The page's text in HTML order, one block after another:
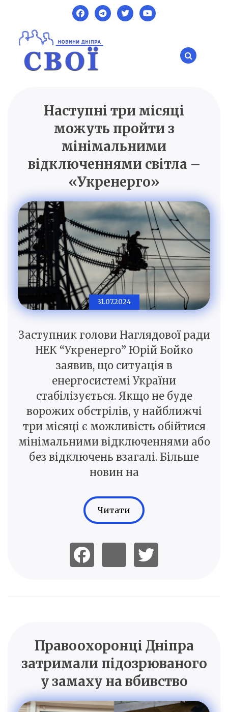
content
SVOI.DP.UA
Новини Дніпра
Наступні три місяці
можуть пройти з
мінімальними
відключеннями світла –
«Укренерго»
31.07.2024
Заступник голови Наглядової ради
НЕК “Укренерго” Юрій Бойко
заявив, що ситуація в
енергосистемі України
стабілізується. Якщо не буде
ворожих обстрілів, у найближчі
три місяці є можливість обійтися
мінімальними відключеннями або
без відключень взагалі. Більше
новин на
Читати
Правоохоронці Дніпра
затримали підозрюваного
у замаху на вбивство